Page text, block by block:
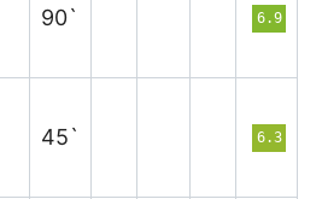
90` 6.9
45` 6.3